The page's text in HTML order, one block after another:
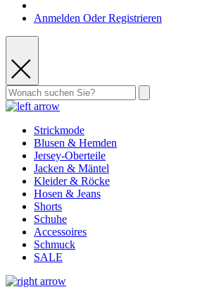
Anmelden Oder Registrieren
Strickmode
Blusen & Hemden
Jersey-Oberteile
Jacken & Mäntel
Kleider & Röcke
Hosen & Jeans
Shorts
Schuhe
Accessoires
Schmuck
SALE